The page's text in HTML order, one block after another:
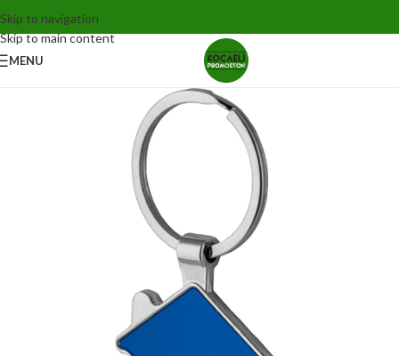
Skip to navigation
Skip to main content
MENU